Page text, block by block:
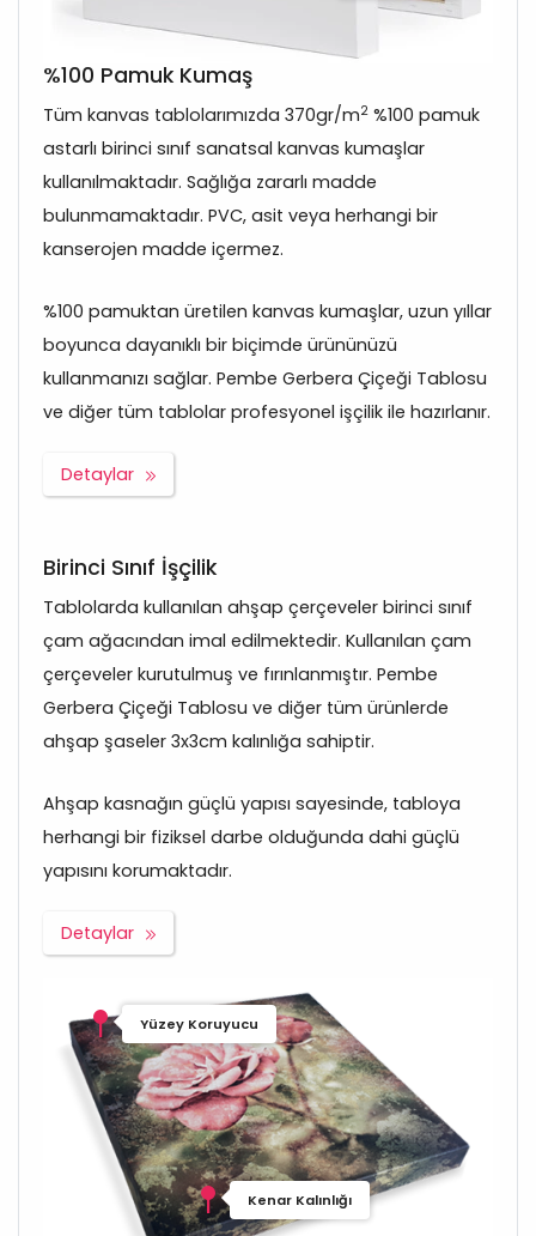
%100 Pamuk Kumaş
Tüm kanvas tablolarımızda 370gr/m2 %100 pamuk
astarlı birinci sınıf sanatsal kanvas kumaşlar
kullanılmaktadır. Sağlığa zararlı madde
bulunmamaktadır. PVC, asit veya herhangi bir
kanserojen madde içermez.
%100 pamuktan üretilen kanvas kumaşlar, uzun yıllar
boyunca dayanıklı bir biçimde ürününüzü
kullanmanızı sağlar. Pembe Gerbera Çiçeği Tablosu
ve diğer tüm tablolar profesyonel işçilik ile hazırlanır.
Detaylar
Birinci Sınıf İşçilik
Tablolarda kullanılan ahşap çerçeveler birinci sınıf
çam ağacından imal edilmektedir. Kullanılan çam
çerçeveler kurutulmuş ve fırınlanmıştır. Pembe
Gerbera Çiçeği Tablosu ve diğer tüm ürünlerde
ahşap şaseler 3x3cm kalınlığa sahiptir.
Ahşap kasnağın güçlü yapısı sayesinde, tabloya
herhangi bir fiziksel darbe olduğunda dahi güçlü
yapısını korumaktadır.
Detaylar
Yüzey Koruyucu
Kenar Kalınlığı